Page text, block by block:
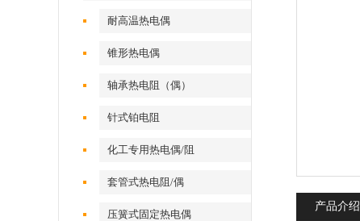
耐高温热电偶
锥形热电偶
轴承热电阻（偶）
针式铂电阻
化工专用热电偶/阻
套管式热电阻/偶
压簧式固定热电偶
产品介绍